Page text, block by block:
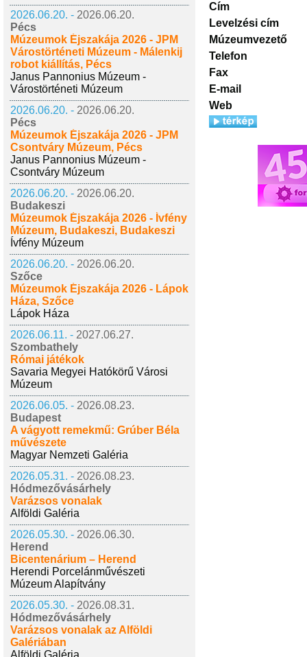
2026.06.20. - 2026.06.20.
Pécs
Múzeumok Éjszakája 2026 - JPM
Várostörténeti Múzeum - Málenkij
robot kiállítás, Pécs
Janus Pannonius Múzeum -
Várostörténeti Múzeum
2026.06.20. - 2026.06.20.
Pécs
Múzeumok Éjszakája 2026 - JPM
Csontváry Múzeum, Pécs
Janus Pannonius Múzeum -
Csontváry Múzeum
2026.06.20. - 2026.06.20.
Budakeszi
Múzeumok Éjszakája 2026 - Ívfény
Múzeum, Budakeszi, Budakeszi
Ívfény Múzeum
2026.06.20. - 2026.06.20.
Szőce
Múzeumok Éjszakája 2026 - Lápok
Háza, Szőce
Lápok Háza
2026.06.11. - 2027.06.27.
Szombathely
Római játékok
Savaria Megyei Hatókörű Városi
Múzeum
2026.06.05. - 2026.08.23.
Budapest
A vágyott remekmű: Grúber Béla
művészete
Magyar Nemzeti Galéria
2026.05.31. - 2026.08.23.
Hódmezővásárhely
Varázsos vonalak
Alföldi Galéria
2026.05.30. - 2026.06.30.
Herend
Bicentenárium – Herend
Herendi Porcelánművészeti
Múzeum Alapítvány
2026.05.30. - 2026.08.31.
Hódmezővásárhely
Varázsos vonalak az Alföldi
Galériában
Alföldi Galéria
Cím
Levelzési cím
Múzeumvezető
Telefon
Fax
E-mail
Web